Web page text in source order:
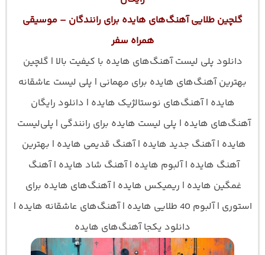
گلچین طلایی آهنگ‌های هایده برای رانندگان – موسیقی
همراه سفر
دانلود پلی لیست آهنگ‌های هایده با کیفیت بالا | گلچین
بهترین آهنگ‌های هایده برای مهمانی | پلی لیست عاشقانه
هایده | آهنگ‌های نوستالژیک هایده | دانلود رایگان
آهنگ‌های هایده | پلی لیست هایده برای رانندگی |
دانلود یکجا آهنگ‌های هایده